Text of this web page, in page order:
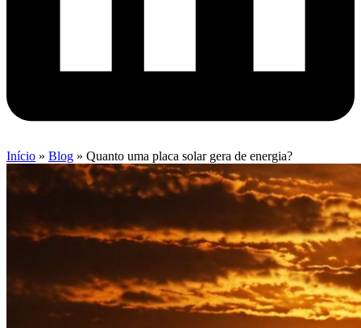
Início » Blog » Quanto uma placa solar gera de energia?